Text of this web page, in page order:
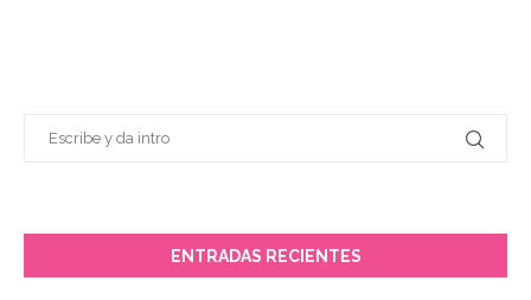
ENTRADAS RECIENTES